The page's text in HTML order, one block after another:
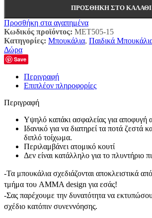
ΠΡΟΣΘΉΚΗ ΣΤΟ ΚΑΛΆΘΙ
Προσθήκη στα αγαπημένα
Κωδικός προϊόντος: MET505-15
Κατηγορίες: Μπουκάλια, Παιδικά
Δώρα
Save
Περιγραφή
Επιπλέον πληροφορίες
Περιγραφή
Υψηλό καπάκι ασφαλείας για αποφυγή
Ιδανικό για να διατηρεί τα ποτά ζεστά
διπλό τοίχωμα.
Περιλαμβάνει ατομικό κουτί
Δεν είναι κατάλληλο για το πλυντήριο
-Τα μπουκάλια σχεδιάζονται αποκλειστικά
τμήμα του AMMA design για εσάς!
-Σας παρέχουμε την δυνατότητα να
σχέδιο κατόπιν συνεννόησης.